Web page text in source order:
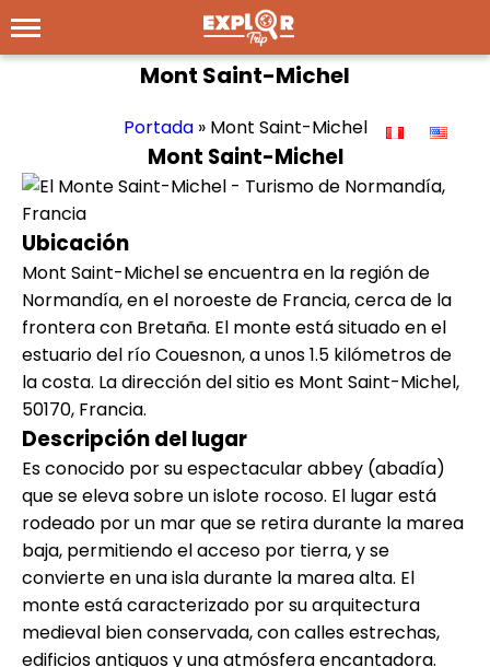
Mont Saint-Michel
Portada» Mont Saint-Michel
Mont Saint-Michel
Ubicación
Mont Saint-Michel se encuentra en la región de
Normandía, en el noroeste de Francia, cerca de la
frontera con Bretaña. El monte está situado en el
estuario del río Couesnon, a unos 1.5 kilómetros de
la costa. La dirección del sitio es Mont Saint-Michel,
50170, Francia.
Descripción del lugar
Es conocido por su espectacular abbey (abadía)
que se eleva sobre un islote rocoso. El lugar está
rodeado por un mar que se retira durante la marea
baja, permitiendo el acceso por tierra, y se
convierte en una isla durante la marea alta. El
monte está caracterizado por su arquitectura
medieval bien conservada, con calles estrechas,
edificios antiguos y una atmósfera encantadora.